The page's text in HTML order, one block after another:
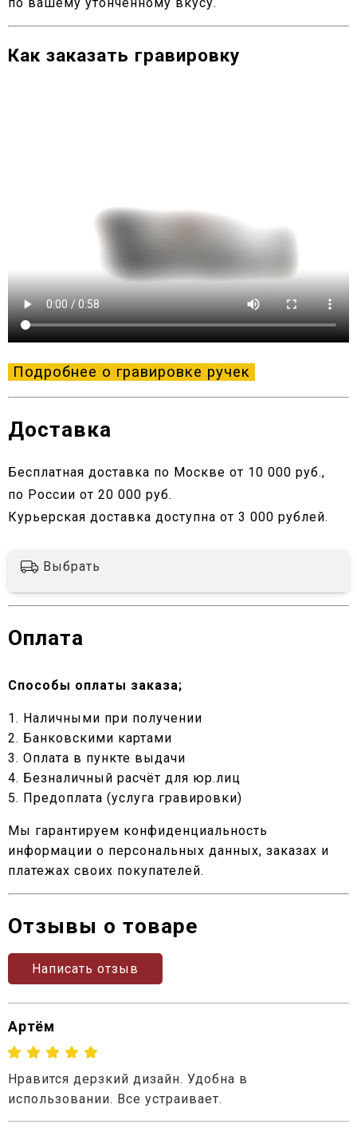
по вашему утончённому вкусу.
Как заказать гравировку
Подробнее о гравировке ручек
Доставка
Бесплатная доставка по Москве от 10 000 руб.,
по России от 20 000 руб.
Курьерская доставка доступна от 3 000 рублей.
Выбрать
Оплата
Способы оплаты заказа;
1. Наличными при получении
2. Банковскими картами
3. Оплата в пункте выдачи
4. Безналичный расчёт для юр.лиц
5. Предоплата (услуга гравировки)
Мы гарантируем конфиденциальность
информации о персональных данных, заказах и
платежах своих покупателей.
Отзывы о товаре
Написать отзыв
Артём
Нравится дерзкий дизайн. Удобна в
использовании. Все устраивает.